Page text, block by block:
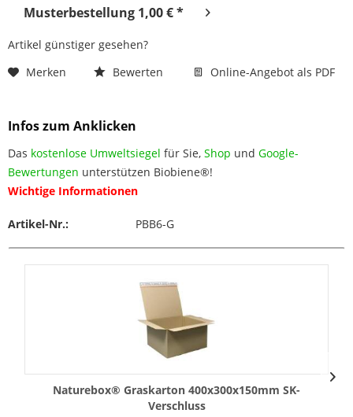
Musterbestellung 1,00 € *
Artikel günstiger gesehen?
Merken
Bewerten Online-Angebot als PDF
Infos zum Anklicken
Das kostenlose Umweltsiegel für Sie, Shop und Google-
Bewertungen unterstützen Biobiene®!
Wichtige Informationen
Artikel-Nr.: PBB6-G
Naturebox® Graskarton 400x300x150mm SK-
Verschluss